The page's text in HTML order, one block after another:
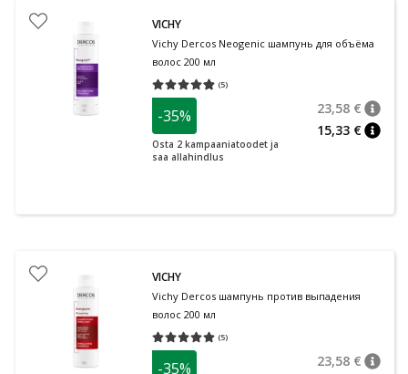
VICHY
Vichy Dercos Neogenic шампунь для объёма
волос 200 мл
(5)
Средняя оценка 4.80
-35%
Osta 2 kampaaniatoodet ja
saa allahindlus
23,58 €
15,33 €
VICHY
Vichy Dercos шампунь против выпадения
волос 200 мл
(5)
Средняя оценка 5.00
-35% 23,58 €